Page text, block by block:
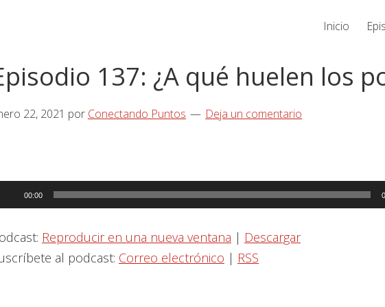
Inicio
137: ¿A qué huelen los
22, 2021 por Conectando Puntos Deja un comentario
00:00
Reproducir en una nueva ventana | Descargar
al podcast: Correo electrónico | RSS